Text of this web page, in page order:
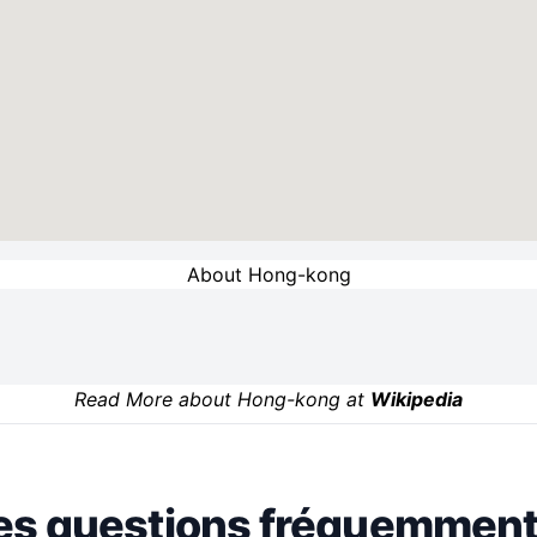
About Hong-kong
Read More about Hong-kong at Wikipedia
questions